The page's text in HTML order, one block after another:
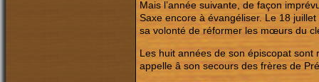
Mais l’année suivante, de façon
Saxe encore à évangéliser. Le 18
sa volonté de réformer les mœurs du
Les huit années de son épiscopat
appelle â son secours des frères de